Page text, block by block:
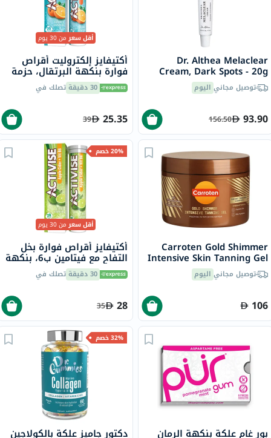
Dr. Althea Melaclear
Cream, Dark Spots - 20g
توصيل مجاني اليوم
93.90
156.50
أقل سعرمن 30 يوم
أكتيفايز إلكتروليت أقراص
فوارة بنكهة البرتقال، حزمة
من 20 30 دقيقة تصلك في
25.35
39
Carroten Gold Shimmer
Intensive Skin Tanning Gel
150mlتوصيل مجاني اليوم
106
20% خصم
أقل سعرمن 30 يوم
أكتيفايز أقراص فوارة بخل
التفاح مع فيتامين ب6، بنكهة
الحمضيات، حزمة من 20
30 دقيقة تصلك في
28
35
بور غام علكة بنكهة الرمان
32% خصم
دكتور جاميز علكة بالكولاجين